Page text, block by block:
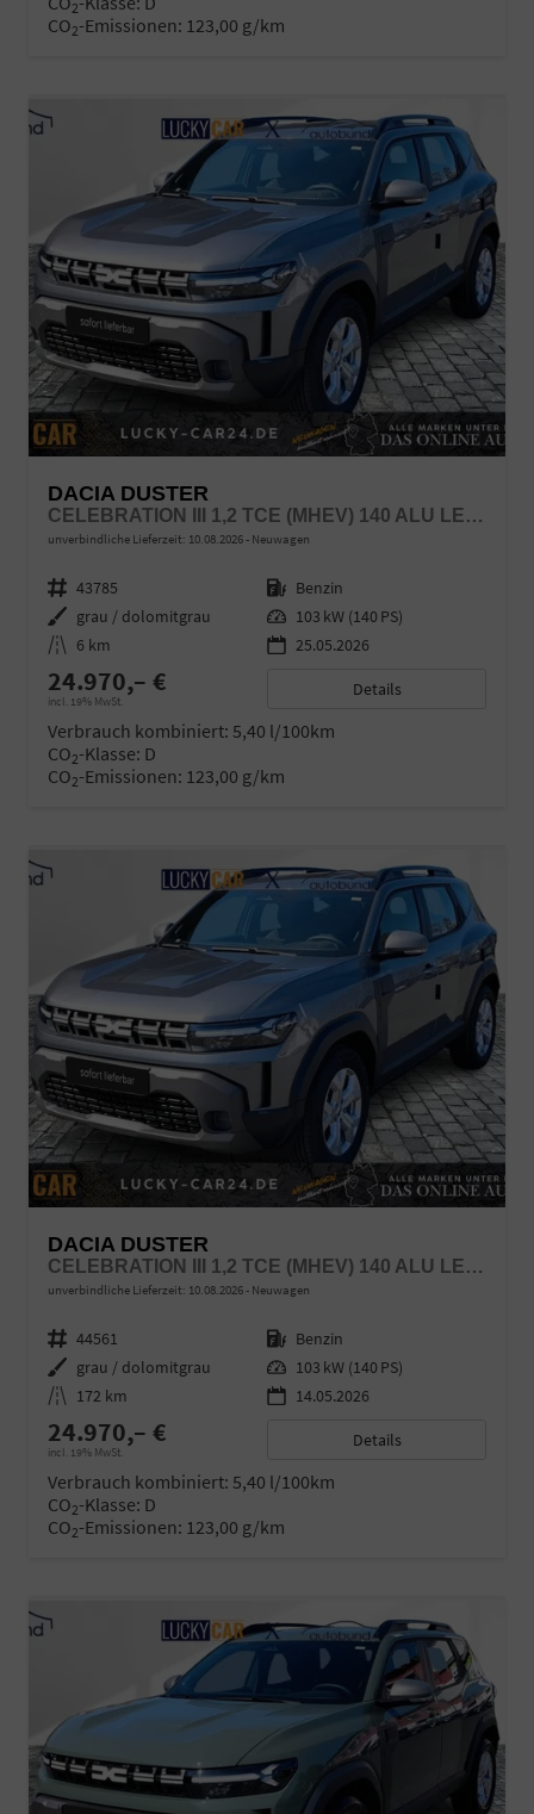
2
CO2-Emissionen: 123,00 g/km
DACIA DUSTER
CELEBRATION III 1,2 TCE (MHEV) 140 ALU LED LINK LR
unverbindliche Lieferzeit: 10.08.2026 Neuwagen
Fahrzeugnr. 43785 Kraftstoff Benzin
Außenfarbe grau / dolomitgrau Leistung 103 kW (140 PS)
Kilometerstand 6 km 25.05.2026
24.970,– €
incl. 19% MwSt.
Details
Verbrauch kombiniert: 5,40 l/100km
CO2-Klasse: D
CO2-Emissionen: 123,00 g/km
DACIA DUSTER
CELEBRATION III 1,2 TCE (MHEV) 140 ALU LED LINK LR
unverbindliche Lieferzeit: 10.08.2026 Neuwagen
Fahrzeugnr. 44561 Kraftstoff Benzin
Außenfarbe grau / dolomitgrau Leistung 103 kW (140 PS)
Kilometerstand 172 km 14.05.2026
24.970,– €
incl. 19% MwSt.
Details
Verbrauch kombiniert: 5,40 l/100km
CO2-Klasse: D
CO2-Emissionen: 123,00 g/km